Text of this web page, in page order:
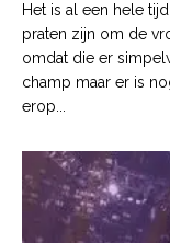
Het is al een hele
praten zijn om de
omdat die er
champ maar er is
erop...